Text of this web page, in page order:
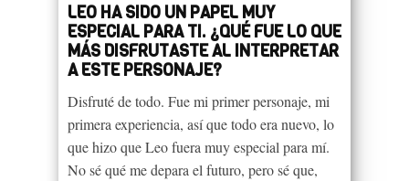
LEO HA SIDO UN PAPEL MUY
ESPECIAL PARA TI. ¿QUÉ FUE LO QUE
MÁS DISFRUTASTE AL INTERPRETAR
A ESTE PERSONAJE?
Disfruté de todo. Fue mi primer personaje, mi
primera experiencia, así que todo era nuevo, lo
que hizo que Leo fuera muy especial para mí.
No sé qué me depara el futuro, pero sé que,